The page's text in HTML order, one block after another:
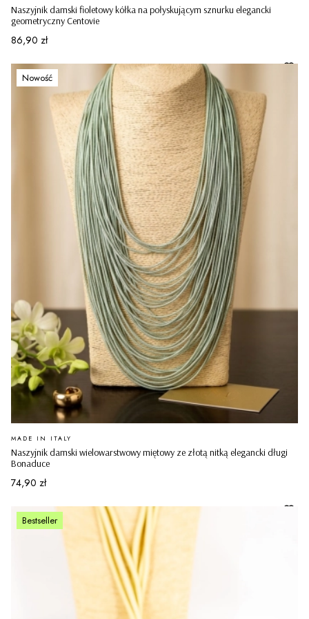
Naszyjnik damski fioletowy kółka na połyskującym sznurku elegancki
geometryczny Centovie
Cena
86,90 zł
Nowość
Naszyjnik damski wielowarstwowy miętowy ze złotą nitką elegancki długi
Bonaduce
PRODUCENT
MADE IN ITALY
Cena
74,90 zł
Bestseller